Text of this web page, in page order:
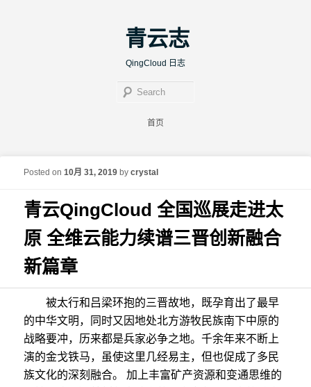
青云志
QingCloud 日志
Skip to primary content
Skip to secondary content
首页
青云QingCloud 全国巡展走进太
原 全维云能力续谱三晋创新融合
新篇章
Posted on10月 31, 2019 bycrystal
被太行和吕梁环抱的三晋故地，既孕育出了最早
的中华文明，同时又因地处北方游牧民族南下中原的
战略要冲，历来都是兵家必争之地。千余年来不断上
演的金戈铁马，虽使这里几经易主，但也促成了多民
族文化的深刻融合。 加上丰富矿产资源和变通思维的